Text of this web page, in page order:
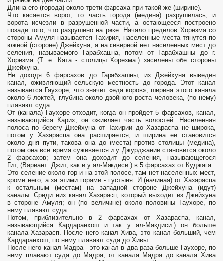
Длина его (города) около трети фарсаха при такой же (ширине).
Что касается ворот, то часть города (медина) разрушилась, и
ворота исчезли в разрушенной части, а остающееся построено
позади того, что разрушено на реке. Начало пределов Хорезма со
стороны Амуля называется Тахирия, населенные места тянутся по
южной (стороне) Джейхуна, а на северной нет населенных мест до
селения, называемого Гарабхашна, потом от Гарабхашны до г.
Хорезма (Т. е. Кята - столицы Хорезма.) заселены обе стороны
Джейхуна.
Не доходя 6 фарсахов до Гарабхашны, из Джейхуна выведен
канал, оживляющий сельскую местность до города. Этот канал
называется Гаухоре, что значит «еда коров»; ширина этого канала
около 6 локтей, глубина около двойного роста человека, (по нему)
плавают суда.
От (канала) Гаухоре отходит, когда он пройдет 5 фарсахов, канал,
называющийся Карих, он оживляет часть волостей. Населенная
полоса по берегу Джейхуна от Тахирии до Хазараспа не широка,
потом у Хазараспа она расширяется, и ширина ее становится
около дня пути, такова она до (места) против столицы (медина),
потом она все время суживается и у Джурджании становится около
2 фарсахов; затем она доходит до селения, называющегося
Гит, (Вариант: Джит, как и у ал-Макдиси.) в 5 фарсахах от Куджага.
Это селение около гор и на этой полосе, там нет населенных мест,
кроме него, а за этими горами - пустыня. И (начиная) от Хазараспа
к остальным (местам) на западной стороне Джейхуна (идут)
каналы. Среди них канал Хазарасп, который выходит из Джейхуна
в стороне Амуля; он (по величине) около половины Гаухоре, по
нему плавают суда.
Потом, приблизительно в 2 фарсахах от Хазараспа, канал,
называющийся Кардаранхош и так у ал-Макдиси.) он больше
канала Хазарасп. После него канал Хива, это канал больший, чем
Кардаранхош, по нему плавают суда до Хивы.
После него канал Мадра - это канал в два раза больше Гаухоре, по
нему плавают суда до Мадра, от канала Мадра до канала Хива